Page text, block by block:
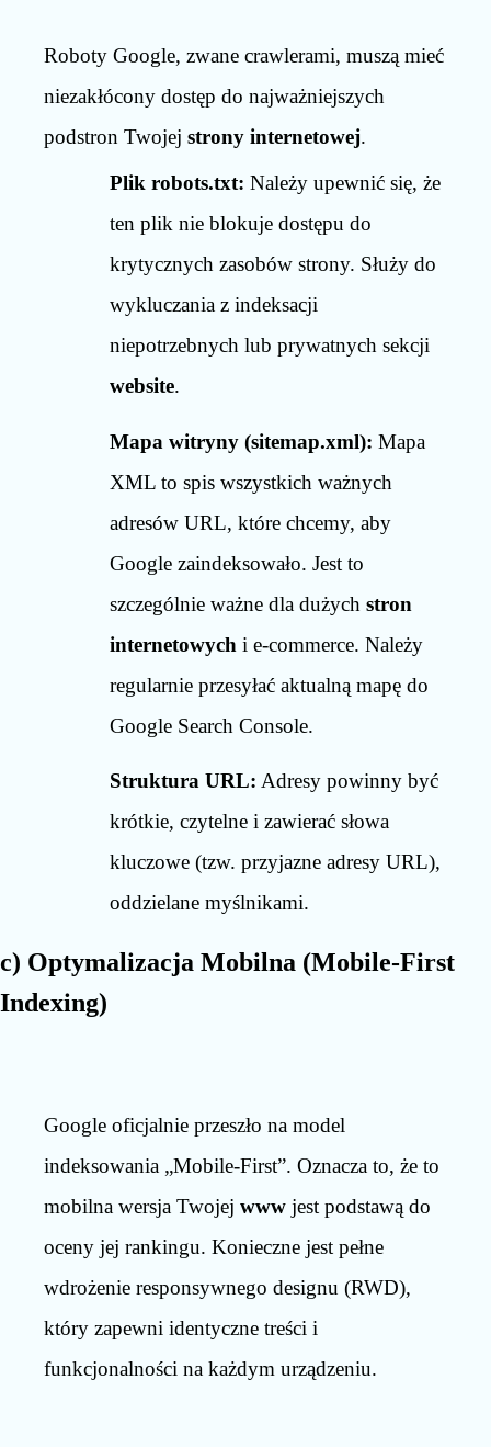
Roboty Google, zwane crawlerami, muszą mieć
niezakłócony dostęp do najważniejszych
podstron Twojej strony internetowej.
Plik robots.txt: Należy upewnić się, że
ten plik nie blokuje dostępu do
krytycznych zasobów strony. Służy do
wykluczania z indeksacji
niepotrzebnych lub prywatnych sekcji
website.
Mapa witryny (sitemap.xml): Mapa
XML to spis wszystkich ważnych
adresów URL, które chcemy, aby
Google zaindeksowało. Jest to
szczególnie ważne dla dużych stron
internetowych i e-commerce. Należy
regularnie przesyłać aktualną mapę do
Google Search Console.
Struktura URL: Adresy powinny być
krótkie, czytelne i zawierać słowa
kluczowe (tzw. przyjazne adresy URL),
oddzielane myślnikami.
c) Optymalizacja Mobilna (Mobile-First
Indexing)
Google oficjalnie przeszło na model
indeksowania „Mobile-First”. Oznacza to, że to
mobilna wersja Twojej www jest podstawą do
oceny jej rankingu. Konieczne jest pełne
wdrożenie responsywnego designu (RWD),
który zapewni identyczne treści i
funkcjonalności na każdym urządzeniu.